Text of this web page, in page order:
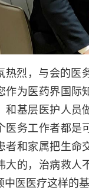
热烈，与会的医
作为医药界国际
和基层医护人员
医务工作者都是
者和家属把生命
大的，治病救人
医医疗这样的基